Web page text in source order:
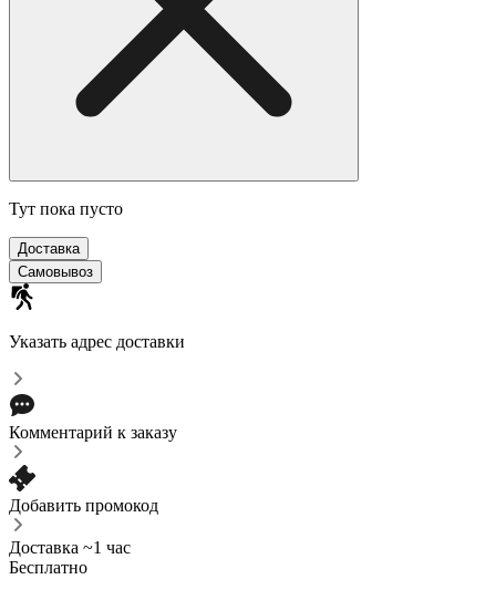
Тут пока пусто
Доставка
Самовывоз
Указать адрес доставки
Комментарий к заказу
Добавить промокод
Доставка ~1 час
Бесплатно